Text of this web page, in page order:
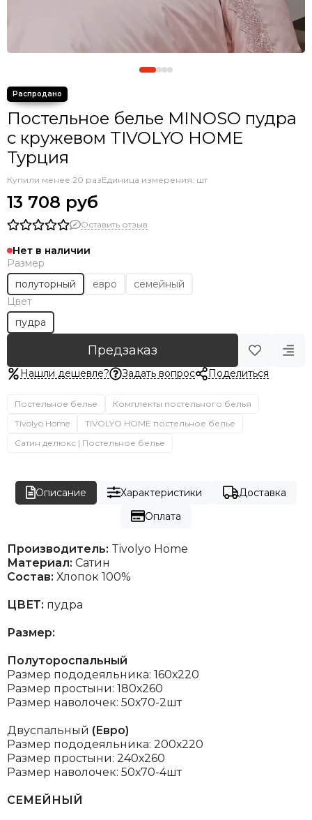
Постельное белье MINOSO пудра
с кружевом TIVOLYO HOME
Турция
Купили менее 20 разЕдиница измерения: шт
13 708 руб
Оставить отзыв
Нет в наличии
Размер
полуторный
евро
семейный
Цвет
пудра
Предзаказ
Нашли дешевле? Задать вопрос Поделиться
Постельное белье
Комплекты постельного белья
Tivolyo Home
TIVOLYO HOME постельное белье
Сатин делюкс | Постельное белье
Описание Характеристики
Доставка
Оплата
Производитель: Tivolyo Home
Материал: Сатин
Состав: Хлопок 100%
ЦВЕТ: пудра
Размер:
Полутороспальный
Размер пододеяльника: 160х220
Размер простыни: 180х260
Размер наволочек: 50х70-2шт
Двуспальный (Евро)
Размер пододеяльника: 200х220
Размер простыни: 240х260
Размер наволочек: 50х70-4шт
СЕМЕЙНЫЙ